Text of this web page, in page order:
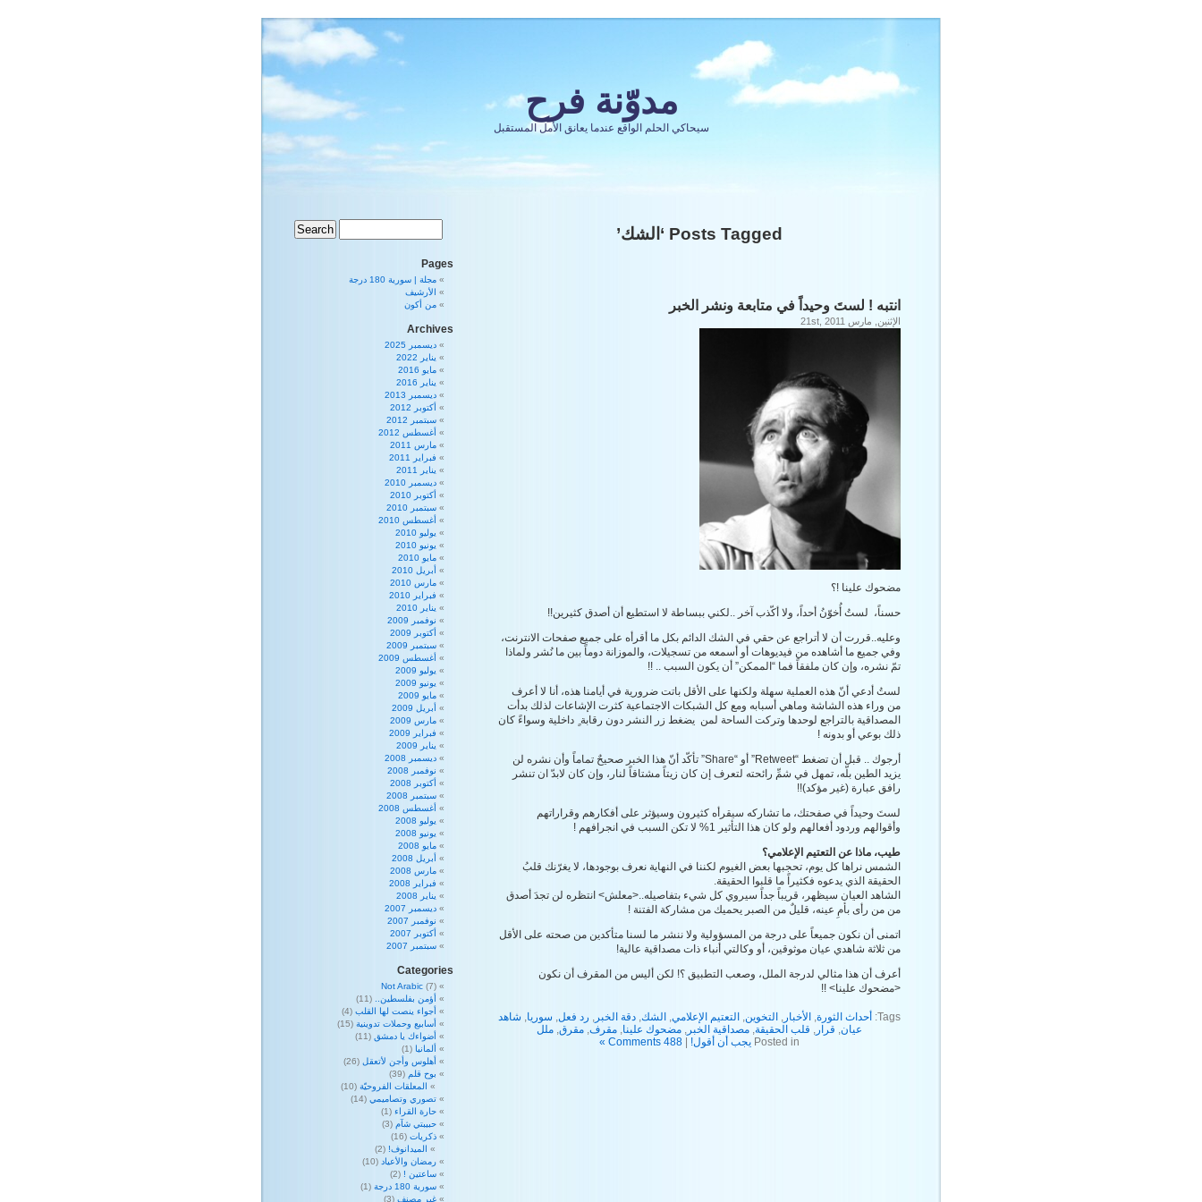
مدوّنة فرح
سيحاكي الحلم الواقع عندما يعانق الأمل المستقبل
Posts Tagged ‘الشك’
انتبه ! لستَ وحيداً في متابعة ونشر الخبر
الإثنين, مارس 21st, 2011
مضحوك علينا !؟
حسناً، لستُ أُخوّنُ أحداً، ولا أكّذب آخر ..لكني ببساطة لا استطيع أن أصدق كثيرين!!
وعليه..قررت أن لا أتراجع عن حقي في الشك الدائم بكل ما أقرأه على جميع صفحات الانترنت،
وفي جميع ما أشاهده من فيديوهات أو أسمعه من تسجيلات، والموزانة دوماً بين ما نُشر ولماذا
تمّ نشره، وإن كان ملفقاً فما “الممكن” أن يكون السبب .. !!
لستُ أدعي أنّ هذه العملية سهلة ولكنها على الأقل باتت ضرورية في أيامنا هذه، أنا لا أعرف
من وراء هذه الشاشة وماهي أسبابه ومع كل الشبكات الاجتماعية كثرت الإشاعات لذلك بدأت
المصداقية بالتراجع لوحدها وتركت الساحة لمن يضغط زر النشر دون رقابة ٍ داخلية وسواءً كان
ذلك بوعي أو بدونه !
أرجوك .. قبل أن تضغط “Retweet” أو “Share” تأكّد أنّ هذا الخبر صحيحٌ تماماً وأن نشره لن
يزيد الطين بلّه، تمهل في شمِّ رائحته لتعرف إن كان زيتاً مشتاقاً لنار، وإن كان لابدّ ان تنشر
رافق عبارة (غير مؤكد)!!
لستَ وحيداً في صفحتك، ما تشاركه سيقرأه كثيرون وسيؤثر على أفكارهم وقراراتهم
وأقوالهم وردود أفعالهم ولو كان هذا التأثير 1% لا تكن السبب في انجرافهم !
طيب، ماذا عن التعتيم الإعلامي؟
الشمس نراها كل يوم، تحجبها بعض الغيوم لكننا في النهاية نعرف بوجودها، لا يغرّنك قلبُ
الحقيقة الذي يدعوه فكثيراً ما قلبوا الحقيقة.
الشاهد العيان سيظهر، قريباً جداً سيروي كل شيء بتفاصيله..<معلش> انتظره لن تجدَ أصدق
من من رأى بأمِ عينه، قليلٌ من الصبر يحميك من مشاركة الفتنة !
اتمنى أن نكون جميعاً على درجة من المسؤولية ولا ننشر ما لسنا متأكدين من صحته على الأقل
من ثلاثة شاهدي عيان موثوقين، أو وكالتي أنباء ذات مصداقية عالية!
أعرف أن هذا مثالي لدرجة الملل، وصعب التطبيق ؟! لكن أليس من المقرف أن نكون
<مضحوك علينا> !!
Tags: أحداث الثورة, الأخبار , التخوين, التعتيم الإعلامي, الشك, دقة الخبر , رد فعل, سوريا, شاهد
عيان, قرار , قلب الحقيقة, مصداقية الخبر , مضحوك علينا, مقرف, مقرق, ملل
Posted in يجب أن أقول! 488 Comments »
Pages
مجلة | سورية 180 درجة
الأرشيف
من أكون
Archives
ديسمبر 2025
يناير 2022
مايو 2016
يناير 2016
ديسمبر 2013
أكتوبر 2012
سبتمبر 2012
أغسطس 2012
مارس 2011
فبراير 2011
يناير 2011
ديسمبر 2010
أكتوبر 2010
سبتمبر 2010
أغسطس 2010
يوليو 2010
يونيو 2010
مايو 2010
أبريل 2010
مارس 2010
فبراير 2010
يناير 2010
نوفمبر 2009
أكتوبر 2009
سبتمبر 2009
أغسطس 2009
يوليو 2009
يونيو 2009
مايو 2009
أبريل 2009
مارس 2009
فبراير 2009
يناير 2009
ديسمبر 2008
نوفمبر 2008
أكتوبر 2008
سبتمبر 2008
أغسطس 2008
يوليو 2008
يونيو 2008
مايو 2008
أبريل 2008
مارس 2008
فبراير 2008
يناير 2008
ديسمبر 2007
نوفمبر 2007
أكتوبر 2007
سبتمبر 2007
Categories
Not Arabic (7)
أؤمن بفلسطين..
(11)
أجواء ينصت لها القلب (4)
أسابيع وحملات تدوينية (15)
أضواءك يا دمشق (11)
ألمانيا (1)
أهلوس وأجن لأتعقل (26)
بوح قلم (39)
المعلقات الفروحيّة (10)
تصوري وتصاميمي (14)
حارة القراء (1)
حبيبتي شآم (3)
ذكريات (16)
الميدانوف! (2)
رمضان والأعياد (10)
ساعتين ! (2)
سورية 180 درجة
(1)
غير مصنف (3)